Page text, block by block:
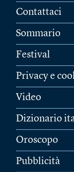
Contattaci
Sommario
Festival
Privacy e
Video
Dizionario
Oroscopo
Pubblicità